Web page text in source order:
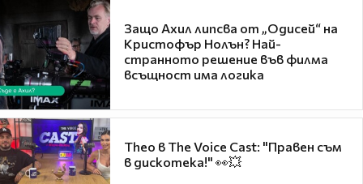
Защо Ахил липсва от „Одисей“ на
Кристофър Нолън? Най-
странното решение във филма
всъщност има логика
Theo в The Voice Cast: "Правен съм
в дискотека!" 👀💥